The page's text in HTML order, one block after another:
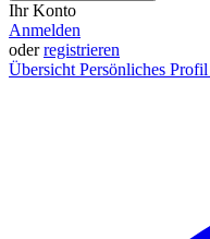
Ihr Konto
Anmelden
oderregistrieren
ÜbersichtPersönliches Profil